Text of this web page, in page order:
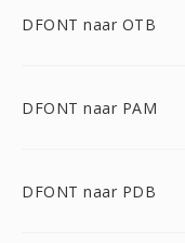
DFONT naar OTB
DFONT naar PAM
DFONT naar PDB